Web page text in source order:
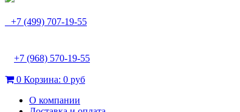
+7 (499) 707-19-55
+7 (968) 570-19-55
0 Корзина: 0 руб
О компании